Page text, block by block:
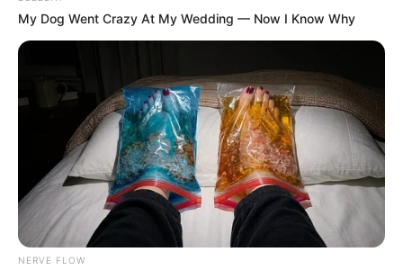
My Dog Went Crazy At My Wedding — Now I Know Why
NERVE FLOW